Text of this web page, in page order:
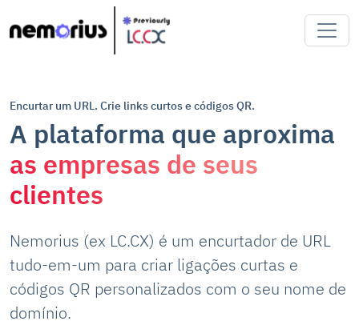
Encurtar um URL. Crie links curtos e códigos QR.
A plataforma que aproxima
as empresas de seus
clientes
Nemorius (ex LC.CX) é um encurtador de URL
tudo-em-um para criar ligações curtas e
códigos QR personalizados com o seu nome de
domínio.